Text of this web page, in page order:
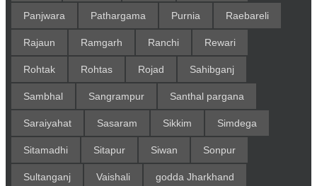
Panjwara Pathargama Purnia Raebareli
Rajaun Ramgarh Ranchi Rewari
Rohtak Rohtas Rojad Sahibganj
Sambhal Sangrampur Santhal pargana
Saraiyahat Sasaram Sikkim Simdega
Sitamadhi Sitapur Siwan Sonpur
Sultanganj Vaishali godda Jharkhand